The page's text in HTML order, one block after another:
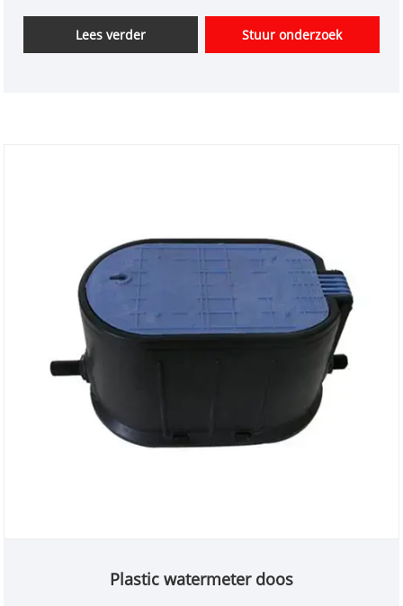
tijdige levering bieden. HK Series Lighting Box is in
overeenstemming met de IEC-493-1-standaard,
Lees verder Stuur onderzoek
Plastic watermeter doos